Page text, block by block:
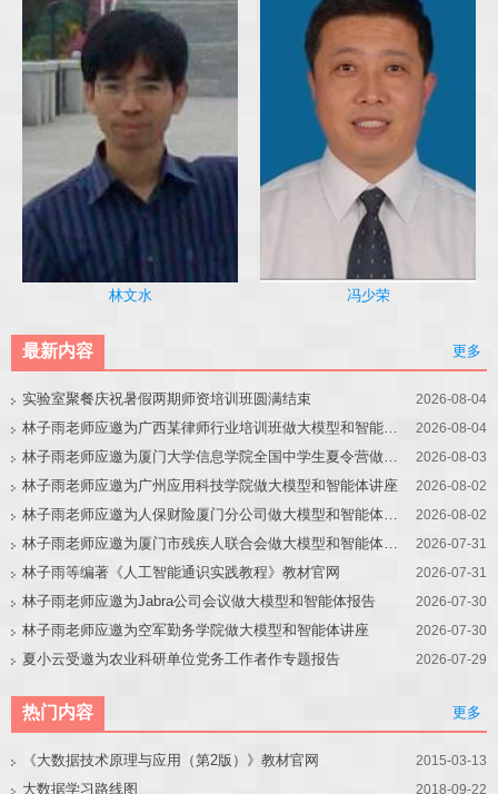
林文水 冯少荣
最新内容 更多
实验室聚餐庆祝暑假两期师资培训班圆满结束 2026-08-04
2026-08-04
2026-08-03
林子雨老师应邀为广州应用科技学院做大模型和智能体讲座 2026-08-02
2026-08-02
2026-07-31
林子雨等编著《人工智能通识实践教程》教材官网 2026-07-31
林子雨老师应邀为Jabra公司会议做大模型和智能体报告 2026-07-30
林子雨老师应邀为空军勤务学院做大模型和智能体讲座 2026-07-30
夏小云受邀为农业科研单位党务工作者作专题报告 2026-07-29
热门内容 更多
《大数据技术原理与应用（第2版）》教材官网 2015-03-13
大数据学习路线图 2018-09-22